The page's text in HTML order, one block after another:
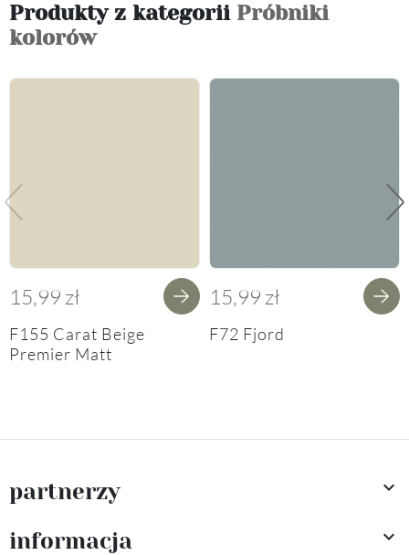
Produkty z kategorii Próbniki
kolorów
Poprzedni
15,99 zł
F155 Carat Beige
Premier Matt
15,99 zł
F72 Fjord
partnerzy 
informacja 